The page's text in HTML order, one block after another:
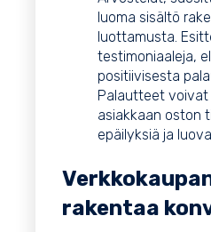
luoma sisältö
luottamusta.
testimoniaaleja,
positiivisesta
Palautteet voivat
asiakkaan oston
epäilyksiä ja
rakentaa